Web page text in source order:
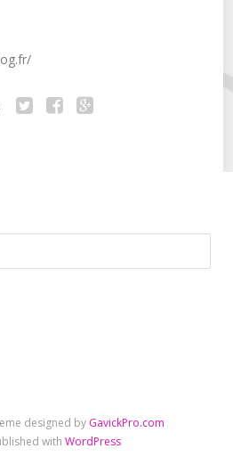
designed by GavickPro.com
with WordPress